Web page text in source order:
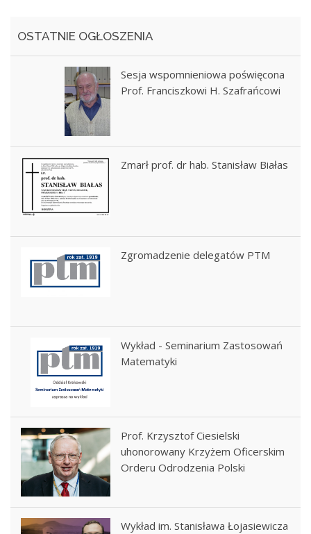
OSTATNIE OGŁOSZENIA
Sesja wspomnieniowa poświęcona
Prof. Franciszkowi H. Szafrańcowi
Zmarł prof. dr hab. Stanisław Białas
Zgromadzenie delegatów PTM
Wykład - Seminarium Zastosowań
Matematyki
Prof. Krzysztof Ciesielski
uhonorowany Krzyżem Oficerskim
Orderu Odrodzenia Polski
Wykład im. Stanisława Łojasiewicza